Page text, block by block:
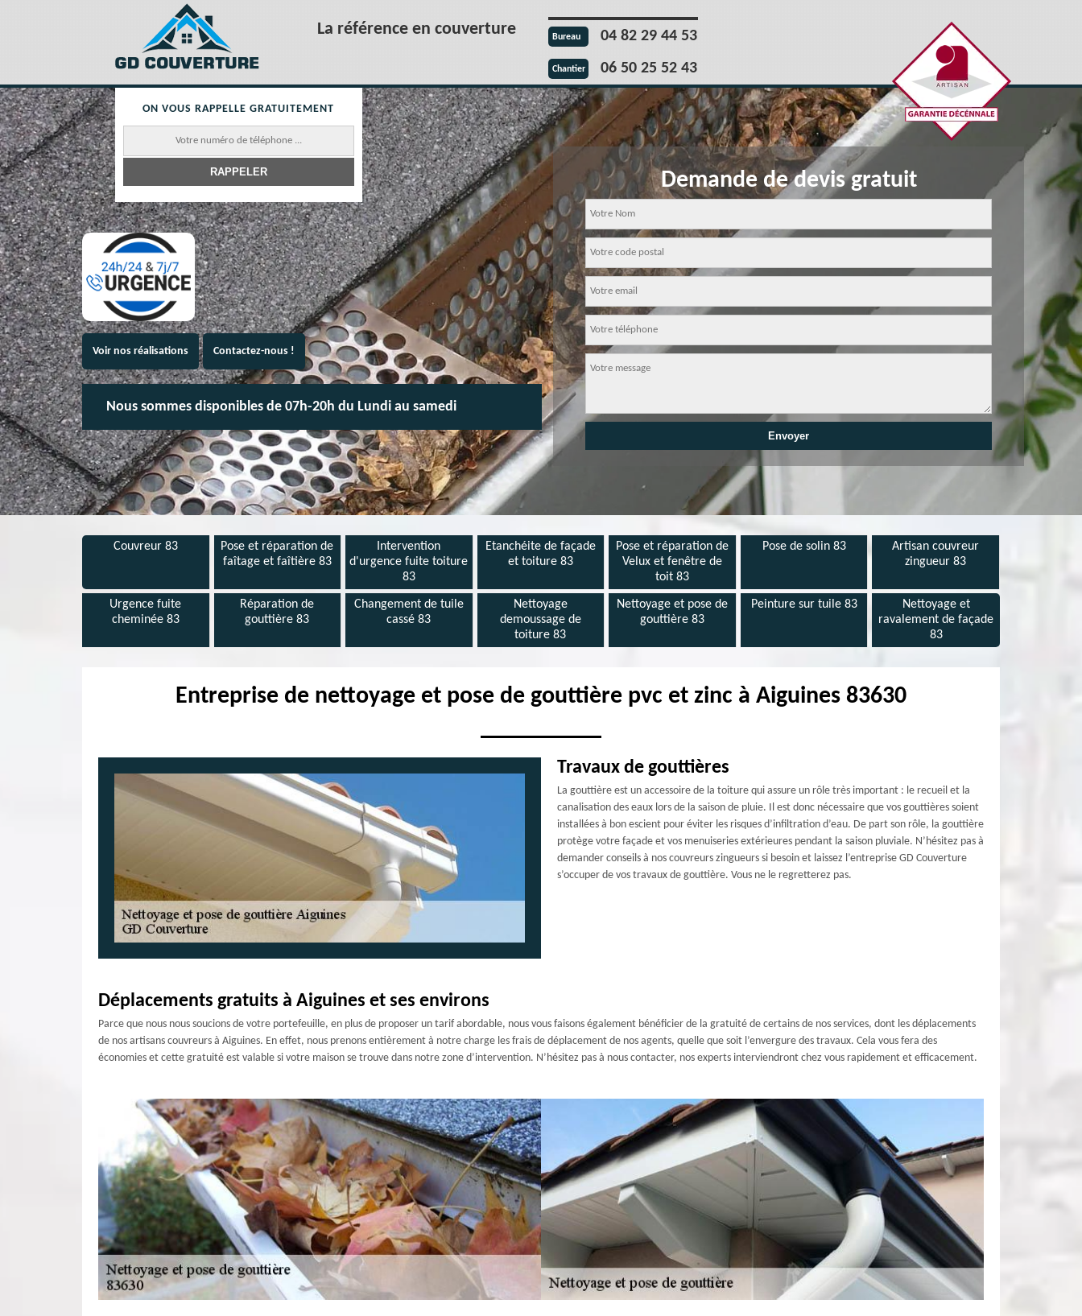
La référence en couverture Bureau 04 82 29 44 53
Chantier 06 50 25 52 43
Voir nos réalisations Contactez-nous !
Nous sommes disponibles de 07h-20h du Lundi au samedi
Demande de devis gratuit
ON VOUS RAPPELLE GRATUITEMENT
Couvreur 83
Pose et réparation de
faîtage et faîtière 83
Intervention
d'urgence fuite toiture
83
Etanchéite de façade
et toiture 83
Pose et réparation de
Velux et fenêtre de
toit 83
Pose de solin 83
Artisan couvreur
zingueur 83
Urgence fuite
cheminée 83
Réparation de
gouttière 83
Changement de tuile
cassé 83
Nettoyage
demoussage de
toiture 83
Nettoyage et pose de
gouttière 83
Peinture sur tuile 83
Nettoyage et
ravalement de façade
83
Entreprise de nettoyage et pose de gouttière pvc et zinc à Aiguines 83630
Travaux de gouttières
La gouttière est un accessoire de la toiture qui assure un rôle très important : le recueil et la
canalisation des eaux lors de la saison de pluie. Il est donc nécessaire que vos gouttières soient
installées à bon escient pour éviter les risques d’infiltration d’eau. De part son rôle, la gouttière
protège votre façade et vos menuiseries extérieures pendant la saison pluviale. N’hésitez pas à
demander conseils à nos couvreurs zingueurs si besoin et laissez l’entreprise GD Couverture
s’occuper de vos travaux de gouttière. Vous ne le regretterez pas.
Déplacements gratuits à Aiguines et ses environs
Parce que nous nous soucions de votre portefeuille, en plus de proposer un tarif abordable, nous vous faisons également bénéficier de la gratuité de certains de nos services, dont les déplacements
de nos artisans couvreurs à Aiguines. En effet, nous prenons entièrement à notre charge les frais de déplacement de nos agents, quelle que soit l’envergure des travaux. Cela vous fera des
économies et cette gratuité est valable si votre maison se trouve dans notre zone d’intervention. N’hésitez pas à nous contacter, nos experts interviendront chez vous rapidement et efficacement.